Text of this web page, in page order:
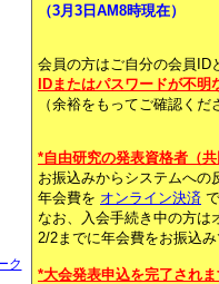
（3月3日AM8時現在）
会員の方はご自分の会員ID
IDまたはパスワードが不明
（余裕をもってご確認くだ
*自由研究の発表資格者（
お振込みからシステムへの
年会費を オンライン決済
なお、入会手続き中の方は
2/2までに年会費をお振込
*大会発表申込を完了され